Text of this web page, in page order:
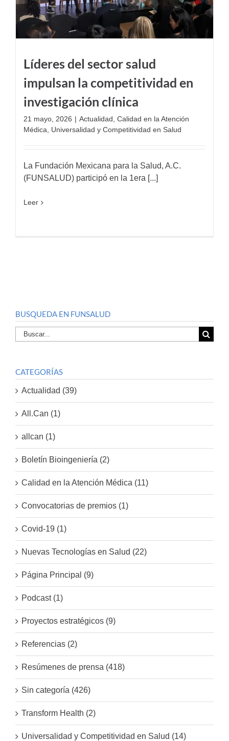
Líderes del sector salud
impulsan la competitividad en
investigación clínica
21 mayo, 2026 | Actualidad Calidad en la Atención
Médica
Universalidad y Competitividad en Salud
La Fundación Mexicana para la Salud, A.C.
(FUNSALUD) participó en la 1era [...]
Leer
BUSQUEDA EN FUNSALUD
Buscar
por:
CATEGORÍAS
Actualidad (39)
All.Can (1)
allcan (1)
Boletín Bioingeniería (2)
Calidad en la Atención Médica (11)
Convocatorias de premios (1)
Covid-19 (1)
Nuevas Tecnologías en Salud (22)
Página Principal (9)
Podcast (1)
Proyectos estratégicos (9)
Referencias (2)
Resúmenes de prensa (418)
Sin categoría (426)
Transform Health (2)
Universalidad y Competitividad en Salud (14)